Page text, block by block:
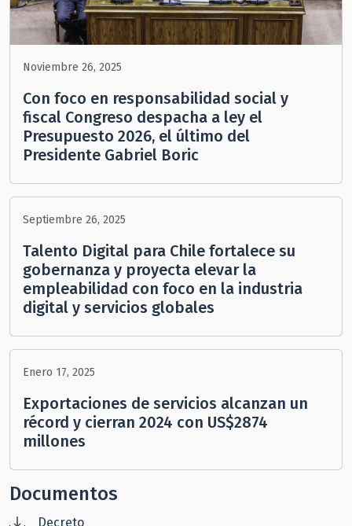
Noviembre 26, 2025
Con foco en responsabilidad social y
fiscal Congreso despacha a ley el
Presupuesto 2026, el último del
Presidente Gabriel Boric
Septiembre 26, 2025
Talento Digital para Chile fortalece su
gobernanza y proyecta elevar la
empleabilidad con foco en la industria
digital y servicios globales
Enero 17, 2025
Exportaciones de servicios alcanzan un
récord y cierran 2024 con US$2874
millones
Documentos
Decreto